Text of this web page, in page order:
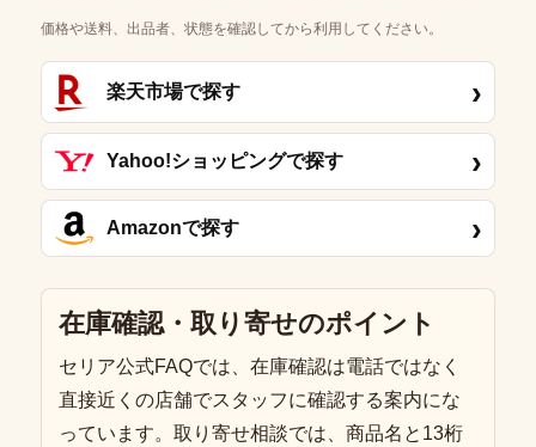
価格や送料、出品者、状態を確認してから利用してください。
楽天市場で探す ›
Yahoo!ショッピングで探す ›
Amazonで探す ›
在庫確認・取り寄せのポイント
セリア公式FAQでは、在庫確認は電話ではなく
直接近くの店舗でスタッフに確認する案内にな
っています。取り寄せ相談では、商品名と13桁